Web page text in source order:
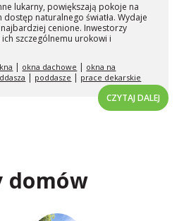
lukarny, powiększają pokoje na
naturalnego światła. Wydaje
cenione. Inwestorzy
szczególnemu urokowi i
okna dachowe
okna na
poddasze prace dekarskie
CZYTAJ DALEJ
domów